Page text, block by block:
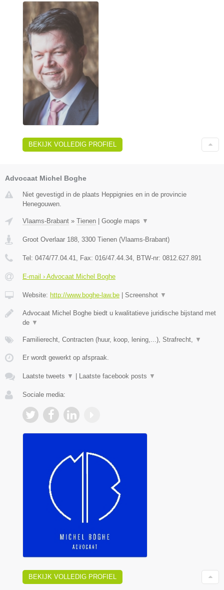
BEKIJK VOLLEDIG PROFIEL
Advocaat Michel Boghe
Niet gevestigd in de plaats Heppignies en in de provincie
Henegouwen.
Vlaams-Brabant » Tienen Google maps ▼
Groot Overlaar 188 3300 Tienen (Vlaams-Brabant)
Tel: 0474/77.04.41 , Fax: 016/47.44.34 , BTW-nr: ​0812.627.891
E-mail › Advocaat Michel Boghe
Website: http://www.boghe-law.be Screenshot ▼
Advocaat Michel Boghe biedt u kwalitatieve juridische bijstand met
de ▼
Familierecht, Contracten (huur, koop, lening,...), Strafrecht, ▼
Er wordt gewerkt op afspraak.
Laatste tweets ▼ Laatste facebook posts ▼
Sociale media:
BEKIJK VOLLEDIG PROFIEL